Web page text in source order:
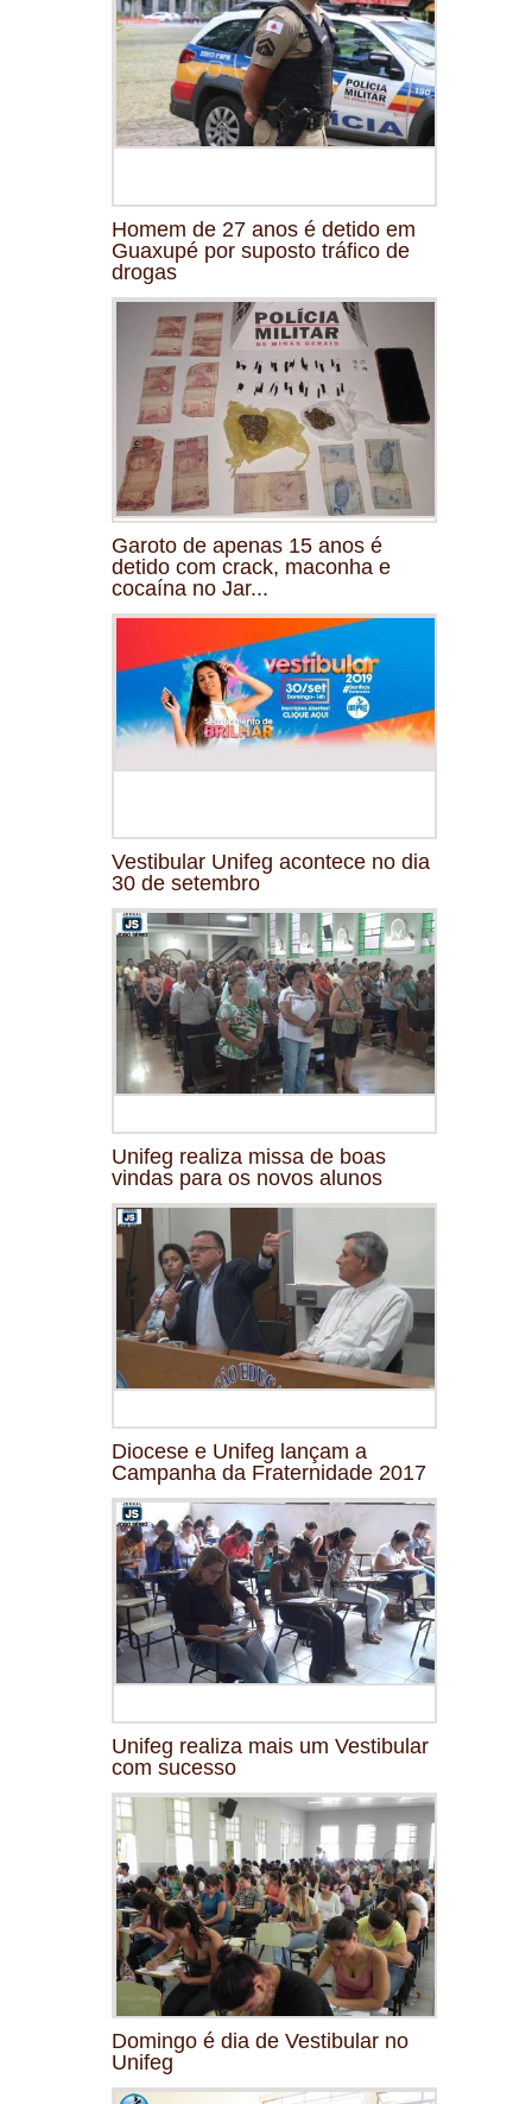
Homem de 27 anos é detido em
Guaxupé por suposto tráfico de
drogas
Garoto de apenas 15 anos é
detido com crack, maconha e
cocaína no Jar...
Vestibular Unifeg acontece no dia
30 de setembro
Unifeg realiza missa de boas
vindas para os novos alunos
Diocese e Unifeg lançam a
Campanha da Fraternidade 2017
Unifeg realiza mais um Vestibular
com sucesso
Domingo é dia de Vestibular no
Unifeg